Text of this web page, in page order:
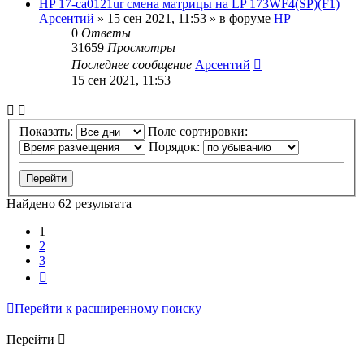
HP 17-ca0121ur смена матрицы на LP 173WF4(SP)(F1)
Арсентий » 15 сен 2021, 11:53 » в форуме HP
0 Ответы
31659 Просмотры
Последнее сообщение Арсентий
15 сен 2021, 11:53
Показать:
Поле сортировки:
Порядок:
Найдено 62 результата
1
2
3
Перейти к расширенному поиску
Перейти